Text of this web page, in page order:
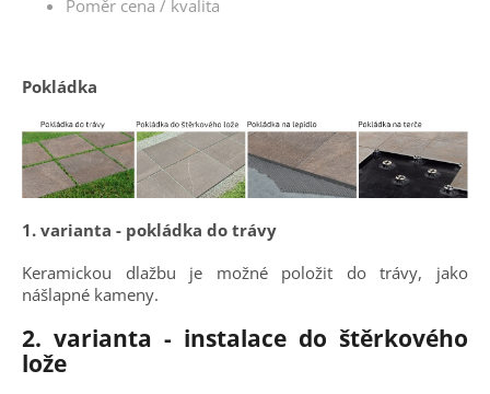
Poměr cena / kvalita
Pokládka
1. varianta - pokládka do trávy
Keramickou dlažbu je možné položit do trávy, jako
nášlapné kameny.
2. varianta - instalace do štěrkového
lože